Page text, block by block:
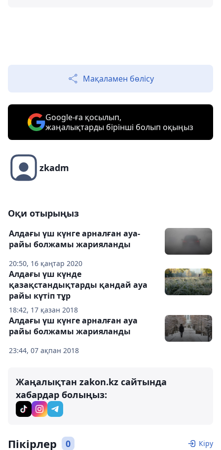
Мақаламен бөлісу
Google-ға қосылып,
жаңалықтарды бірінші болып оқыңыз
zkadm
Оқи отырыңыз
20:50, 16 қаңтар 2020
Алдағы үш күнге арналған ауа-
райы болжамы жарияланды
18:42, 17 қазан 2018
Алдағы үш күнде
қазақстандықтарды қандай ауа
райы күтіп тұр
23:44, 07 ақпан 2018
Алдағы үш күнге арналған ауа
райы болжамы жарияланды
Жаңалықтан zakon.kz сайтында
хабардар болыңыз:
Пікірлер 0 Кіру